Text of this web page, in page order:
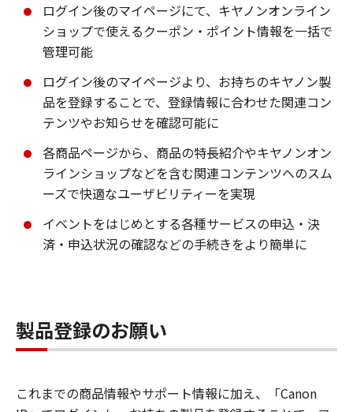
ログイン後のマイページにて、キヤノンオンライン
ショップで使えるクーポン・ポイント情報を一括で
管理可能
ログイン後のマイページより、お持ちのキヤノン製
品を登録することで、登録情報に合わせた関連コン
テンツやお知らせを確認可能に
各商品ページから、商品の特長紹介やキヤノンオン
ラインショップなどを含む関連コンテンツへのスム
ーズで快適なユーザビリティーを実現
イベントをはじめとする各種サービスの申込・決
済・申込状況の確認などの手続きをより簡単に
製品登録のお願い
これまでの商品情報やサポート情報に加え、「Canon